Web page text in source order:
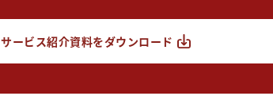
サービス紹介資料をダウンロード